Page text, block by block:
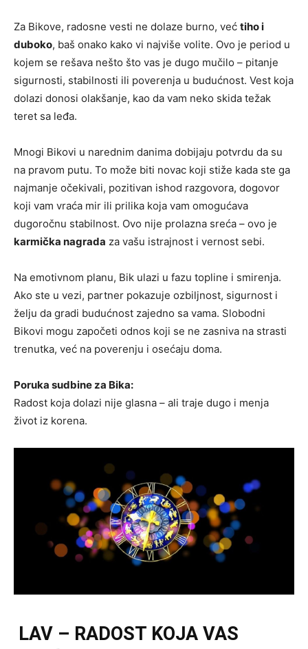
Za Bikove, radosne vesti ne dolaze burno, već tiho i
duboko, baš onako kako vi najviše volite. Ovo je period u
kojem se rešava nešto što vas je dugo mučilo – pitanje
sigurnosti, stabilnosti ili poverenja u budućnost. Vest koja
dolazi donosi olakšanje, kao da vam neko skida težak
teret sa leđa.
Mnogi Bikovi u narednim danima dobijaju potvrdu da su
na pravom putu. To može biti novac koji stiže kada ste ga
najmanje očekivali, pozitivan ishod razgovora, dogovor
koji vam vraća mir ili prilika koja vam omogućava
dugoročnu stabilnost. Ovo nije prolazna sreća – ovo je
karmička nagrada za vašu istrajnost i vernost sebi.
Na emotivnom planu, Bik ulazi u fazu topline i smirenja.
Ako ste u vezi, partner pokazuje ozbiljnost, sigurnost i
želju da gradi budućnost zajedno sa vama. Slobodni
Bikovi mogu započeti odnos koji se ne zasniva na strasti
trenutka, već na poverenju i osećaju doma.
Poruka sudbine za Bika:
Radost koja dolazi nije glasna – ali traje dugo i menja
život iz korena.
LAV – RADOST KOJA VAS